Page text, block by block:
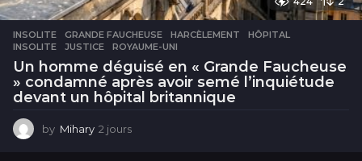
INSOLITE GRANDE FAUCHEUSE ,HARCÈLEMENT ,HÔPITAL
INSOLITE
,JUSTICE ,ROYAUME-UNI
Un homme déguisé en « Grande Faucheuse
» condamné après avoir semé l’inquiétude
devant un hôpital britannique
by Mihary 2 jours